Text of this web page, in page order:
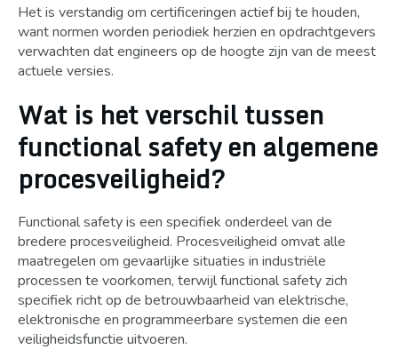
Het is verstandig om certificeringen actief bij te houden,
want normen worden periodiek herzien en opdrachtgevers
verwachten dat engineers op de hoogte zijn van de meest
actuele versies.
Wat is het verschil tussen
functional safety en algemene
procesveiligheid?
Functional safety is een specifiek onderdeel van de
bredere procesveiligheid. Procesveiligheid omvat alle
maatregelen om gevaarlijke situaties in industriële
processen te voorkomen, terwijl functional safety zich
specifiek richt op de betrouwbaarheid van elektrische,
elektronische en programmeerbare systemen die een
veiligheidsfunctie uitvoeren.